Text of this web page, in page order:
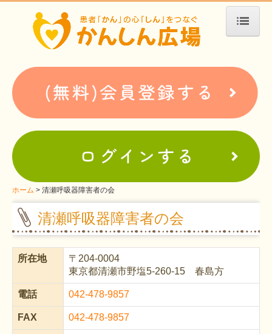
ホーム
患者会・支援団体紹介
疾患別検索
疾患分類検索
支援中ホームページ一例
難病お役立ち情報
患者会紹介
WEBメディアに関するコラム
文献に関するコラム
子どもに関するコラム
生活に関するコラム
ホーム 清瀬呼吸器障害者の会
清瀬呼吸器障害者の会
所在地 〒 204-0004
東京都清瀬市野塩5-260-15 春島方
電話 042-478-9857
FAX 042-478-9857